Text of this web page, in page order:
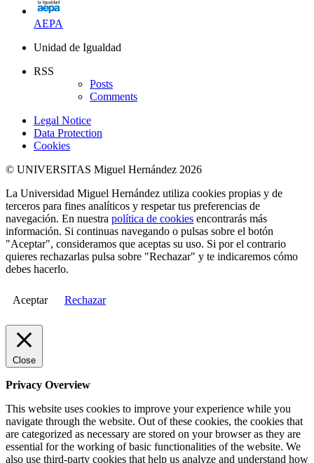
AEPA
Unidad de Igualdad
RSS
Posts
Comments
Legal Notice
Data Protection
Cookies
© UNIVERSITAS Miguel Hernández 2026
La Universidad Miguel Hernández utiliza cookies propias y de
terceros para fines analíticos y respetar tus preferencias de
navegación. En nuestra política de cookies encontrarás más
información. Si continuas navegando o pulsas sobre el botón
"Aceptar", consideramos que aceptas su uso. Si por el contrario
quieres rechazarlas pulsa sobre "Rechazar" y te indicaremos cómo
debes hacerlo.
Aceptar Rechazar
Close
Privacy Overview
This website uses cookies to improve your experience while you
navigate through the website. Out of these cookies, the cookies that
are categorized as necessary are stored on your browser as they are
essential for the working of basic functionalities of the website. We
also use third-party cookies that help us analyze and understand how